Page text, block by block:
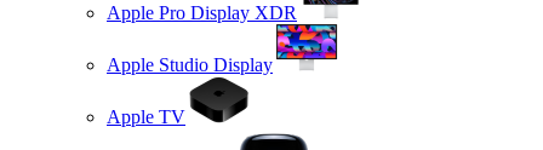
Apple Pro Display XDR
Apple Studio Display
Apple TV